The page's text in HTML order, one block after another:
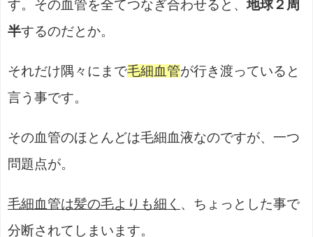
す。その血管を全てつなぎ合わせると、地球２周
半するのだとか。
それだけ隅々にまで毛細血管が行き渡っていると
言う事です。
その血管のほとんどは毛細血液なのですが、一つ
問題点が。
毛細血管は髪の毛よりも細く
、ちょっとした事で
分断されてしまいます。